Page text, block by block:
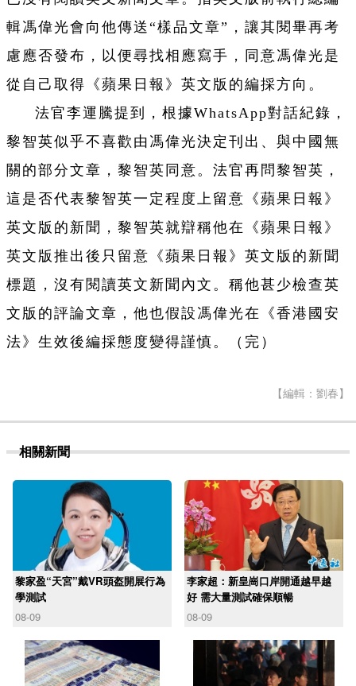
輯馮偉光會向他傳送“樣品文章”，讓其閱畢再考
慮應否發布，以便尋找相應寫手，同意馮偉光是
從自己取得《蘋果日報》英文版的編採方向。
法官李運騰提到，根據WhatsApp對話紀錄，
黎智英似乎不喜歡由馮偉光決定刊出、與中國無
關的部分文章，黎智英同意。法官再問黎智英，
這是否代表黎智英一定程度上留意《蘋果日報》
英文版的新聞，黎智英就辯稱他在《蘋果日報》
英文版推出後只留意《蘋果日報》英文版的新聞
標題，沒有閱讀英文新聞內文。稱他甚少檢查英
文版的評論文章，他也假設馮偉光在《香港國安
法》生效後編採態度變得謹慎。（完）
【編輯：劉春】
相關新聞
黎家盈“天宮”戴VR頭盔開展行為
學測試
08-09
李家超：新皇崗口岸開通越早越
好 需大量測試確保順暢
08-09